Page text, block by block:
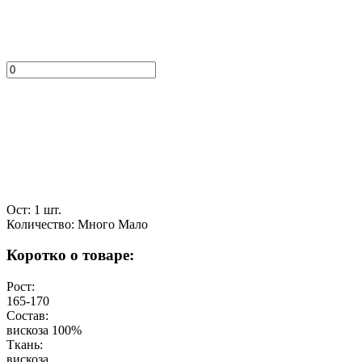
Ост: 1 шт.
Количество: Много Мало
Коротко о товаре:
Рост:
165-170
Состав:
вискоза 100%
Ткань:
вискоза